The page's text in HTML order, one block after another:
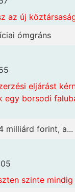
az új
ómgráns
eljárást
egy borsodi
milliárd forint, a...
szinte